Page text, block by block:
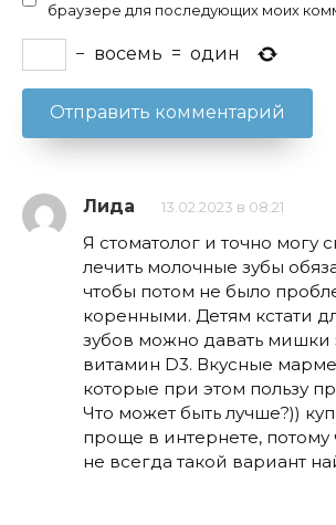
браузере для последующих моих
− восемь = один
Лида 13.02.2023 в 08:21
Я стоматолог и точно могу
лечить молочные зубы
чтобы потом не было
коренными. Детям кстати
зубов можно давать мишки
витамин D3. Вкусные
которые при этом пользу
Что может быть лучше?))
проще в интернете, потому
не всегда такой вариант